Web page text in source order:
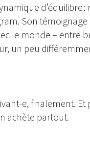
d’équilibre
Son
le monde – entre
un peu
e, finalement.
achète partout.